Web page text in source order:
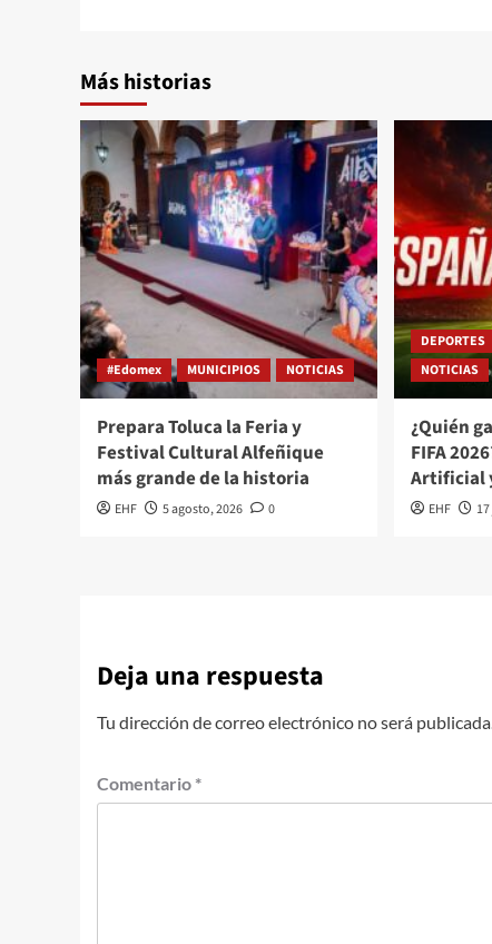
Más historias
#Edomex MUNICIPIOS NOTICIAS
Prepara Toluca la Feria y
Festival Cultural Alfeñique
más grande de la historia
EHF 5 agosto, 2026 0
DEPORTES
NOTICIAS
¿Quién
FIFA
Artificial
EHF
Deja una respuesta
Tu dirección de correo electrónico no será
Comentario *